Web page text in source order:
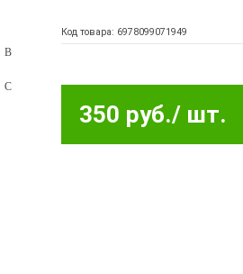
Код товара: 6978099071949
350 руб./ шт.